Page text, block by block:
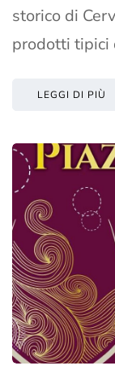
storico di
prodotti
LEGGI DI PIÙ